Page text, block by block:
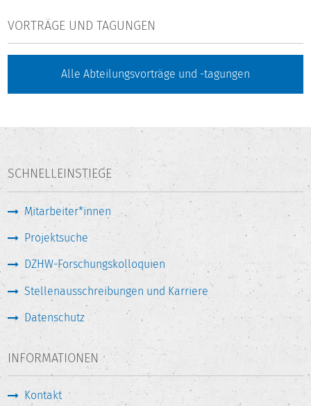
VORTRÄGE UND TAGUNGEN
Alle Abteilungsvorträge und -tagungen
SCHNELLEINSTIEGE
Mitarbeiter*innen
Projektsuche
DZHW-Forschungskolloquien
Stellenausschreibungen und Karriere
Datenschutz
INFORMATIONEN
Kontakt